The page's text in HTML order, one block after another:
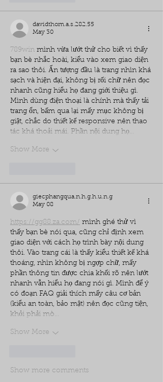
davidthom.a.s.282.55
May 30
789win mình vừa lướt thử cho biết vì thấy
bạn bè nhắc hoài, kiểu vào xem giao diện
ra sao thôi. Ấn tượng đầu là trang nhìn khá
sạch và hiện đại, không bị rối chữ nên đọc
nhanh cũng hiểu họ đang giới thiệu gì.
Mình dùng điện thoại là chính mà thấy tải
trang ổn, bấm qua lại mấy mục không bị
giật, chắc do thiết kế responsive nên thao
tác khá thoải mái. Phần nội dung họ…
Show More
giecphangqua.n.h.g.h.u.n.g
May 08
https://gg88.za.com/ mình ghé thử vì
thấy bạn bè nói qua, cũng chỉ định xem
giao diện với cách họ trình bày nội dung
thôi. Vào trang cái là thấy kiểu thiết kế khá
thoáng, nhìn không bị ngợp chữ, mấy
phần thông tin được chia khối rõ nên lướt
nhanh vẫn hiểu họ đang nói gì. Mình để ý
có đoạn FAQ giải thích mấy câu cơ bản
(kiểu an toàn, bảo mật) nên đọc cũng tiện,
khỏi phải mò…
Show More
Show more comments